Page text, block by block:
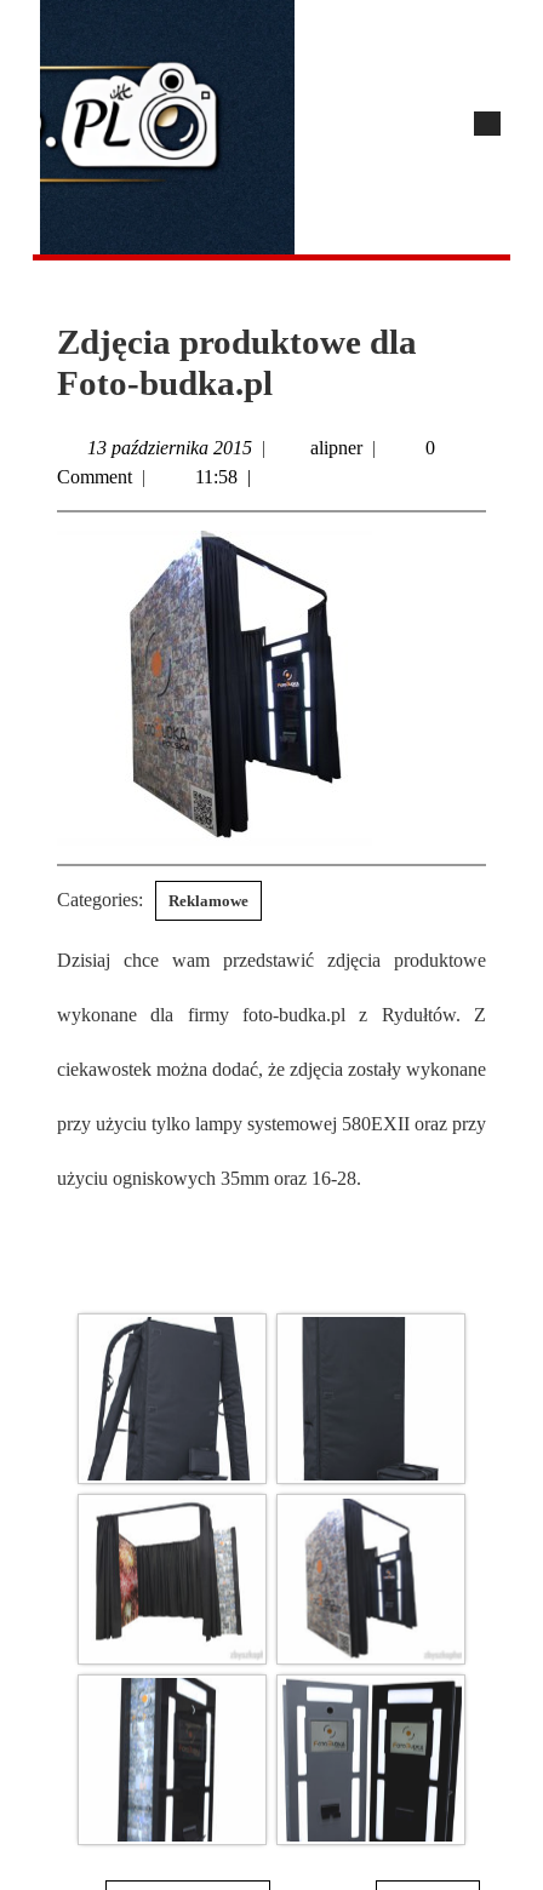
Zdjęcia produktowe dla
Foto-budka.pl
13 października 2015 | alipner |
0
Comment | 11:58 |
Categories: Reklamowe
Dzisiaj chce wam przedstawić zdjęcia produktowe
wykonane dla firmy foto-budka.pl z Rydułtów. Z
ciekawostek można dodać, że zdjęcia zostały wykonane
przy użyciu tylko lampy systemowej 580EXII oraz przy
użyciu ogniskowych 35mm oraz 16-28.